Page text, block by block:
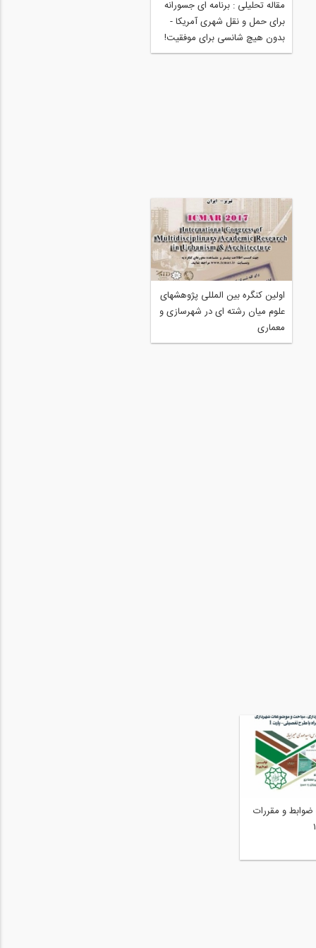
مقاله تحلیلی : برنامه ای جسورانه
برای حمل و نقل شهری آمریکا -
بدون هیچ شانسی برای موفقیت!
اولین کنگره بین المللی پژوهشهای
علوم میان رشته ای در شهرسازی و
معماری
جزوه ضوابط و مقررات